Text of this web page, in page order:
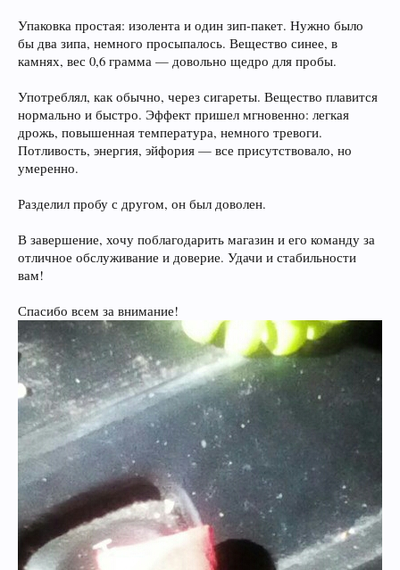
Упаковка простая: изолента и один зип-пакет. Нужно было
бы два зипа, немного просыпалось. Вещество синее, в
камнях, вес 0,6 грамма — довольно щедро для пробы.
Употреблял, как обычно, через сигареты. Вещество плавится
нормально и быстро. Эффект пришел мгновенно: легкая
дрожь, повышенная температура, немного тревоги.
Потливость, энергия, эйфория — все присутствовало, но
умеренно.
Разделил пробу с другом, он был доволен.
В завершение, хочу поблагодарить магазин и его команду за
отличное обслуживание и доверие. Удачи и стабильности
вам!
Спасибо всем за внимание!